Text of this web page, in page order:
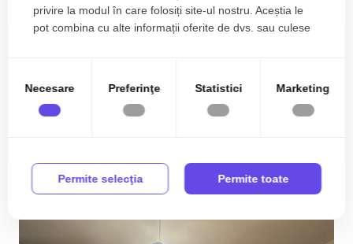
Dambovita 499.990€
privire la modul în care folosiți site-ul nostru. Aceștia le
pot combina cu alte informații oferite de dvs. sau culese
Necesare Preferinţe Statistici Marketing
Permite selecţia Permite toate